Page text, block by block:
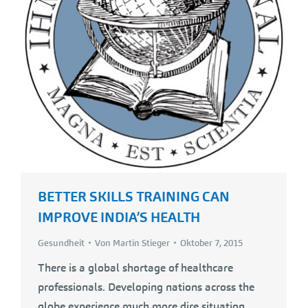
BETTER SKILLS TRAINING CAN
IMPROVE INDIA’S HEALTH
Gesundheit Von Martin Stieger Oktober 7, 2015
There is a global shortage of healthcare
professionals. Developing nations across the